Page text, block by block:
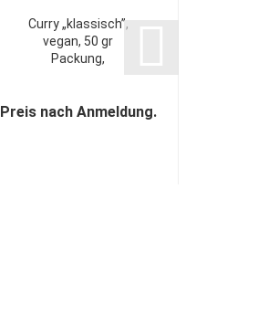
Curry „klassisch”,
vegan, 50 gr
Packung,
Preis nach Anmeldung.